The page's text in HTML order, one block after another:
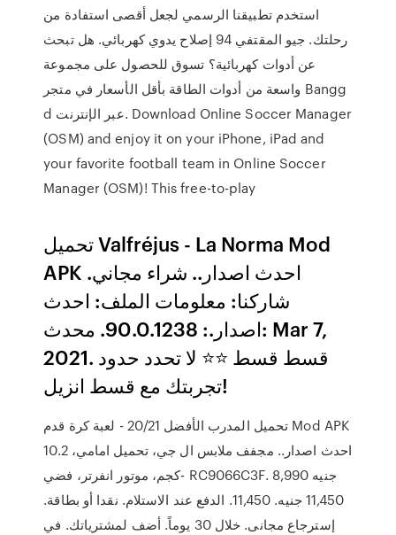
استخدم تطبيقنا الرسمي لجعل أقصى استفادة من
رحلتك. جيو المقتفي 94 إصلاح يدوي كهربائي. هل تبحث
عن أدوات كهربائية؟ تسوق للحصول على مجموعة
واسعة من أدوات الطاقة بأقل الأسعار في متجر Bangg
d عبر الإنترنت. Download Online Soccer Manager
(OSM) and enjoy it on your iPhone, iPad and
your favorite football team in Online Soccer
Manager (OSM)! This free-to-play
تحميل Valfréjus - La Norma Mod
APK احدث اصدار.. شراء مجاني.
شاركنا: معلومات الملف: احدث
اصدار.: 90.0.1238. محدث: Mar 7,
2021. قسط قسط ⭐️⭐️ لا تحدد حدود
تجربتك مع قسط انزيل!
تحميل المدرب الأفضل 20/21 - لعبة كرة قدم Mod APK
احدث اصدار.. مجفف ملابس ال جي، تحميل امامي، 10.2
كجم، موتور انفرتر، فضي- RC9066C3F. 8,990 جنيه
11,450 جنيه. 11,450. الدفع عند الاستلام. نقدا أو بطاقة.
إسترجاع مجانى. خلال 30 يوماً. أضف لمشترياتك. في